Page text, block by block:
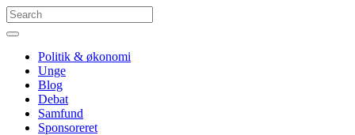
Politik & økonomi
Unge
Blog
Debat
Samfund
Sponsoreret